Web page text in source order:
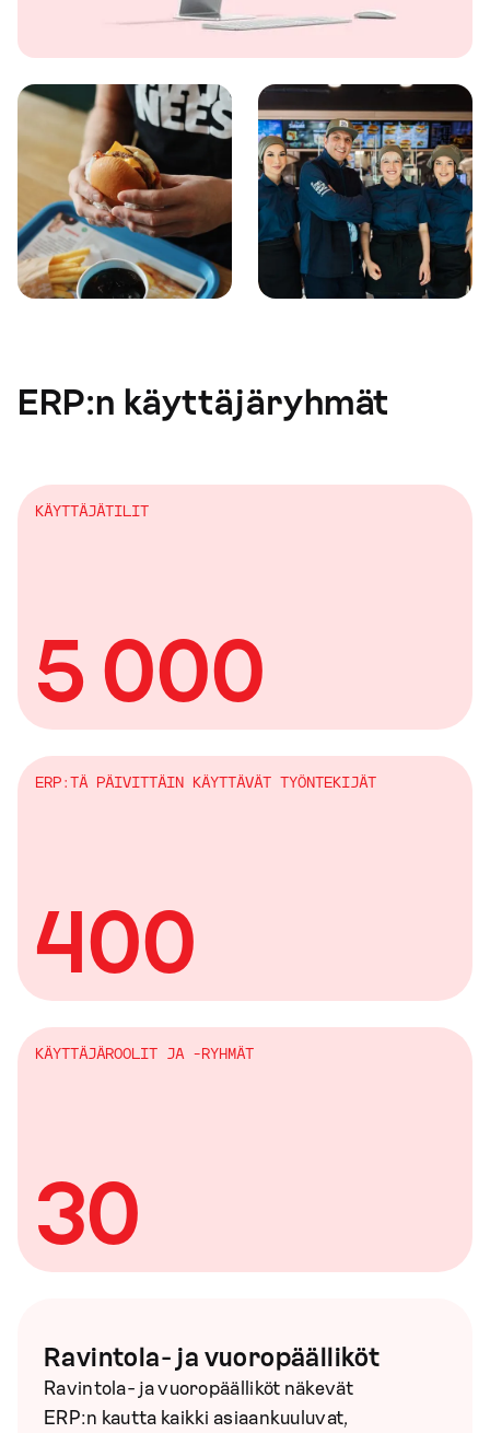
ERP:n käyttäjäryhmät
KÄYTTÄJÄTILIT
5 000
ERP:TÄ PÄIVITTÄIN KÄYTTÄVÄT TYÖNTEKIJÄT
400
KÄYTTÄJÄROOLIT JA -RYHMÄT
30
Ravintola- ja vuoropäälliköt
Ravintola- ja vuoropäälliköt näkevät
ERP:n kautta kaikki asiaankuuluvat,